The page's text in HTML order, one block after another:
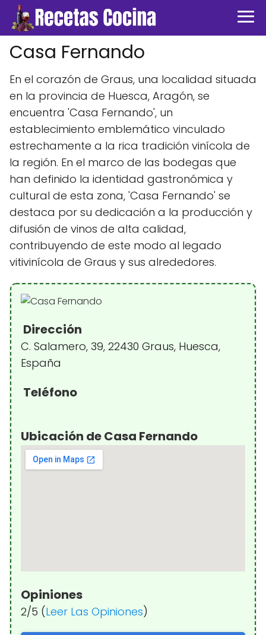
Casa Fernando
En el corazón de Graus, una localidad situada
en la provincia de Huesca, Aragón, se
encuentra 'Casa Fernando', un
establecimiento emblemático vinculado
estrechamente a la rica tradición vinícola de
la región. En el marco de las bodegas que
han definido la identidad gastronómica y
cultural de esta zona, 'Casa Fernando' se
destaca por su dedicación a la producción y
difusión de vinos de alta calidad,
contribuyendo de este modo al legado
vitivinícola de Graus y sus alrededores.
Dirección
C. Salamero, 39, 22430 Graus, Huesca,
España
Teléfono
Ubicación de Casa Fernando
Opiniones
2/5 (Leer Las Opiniones)